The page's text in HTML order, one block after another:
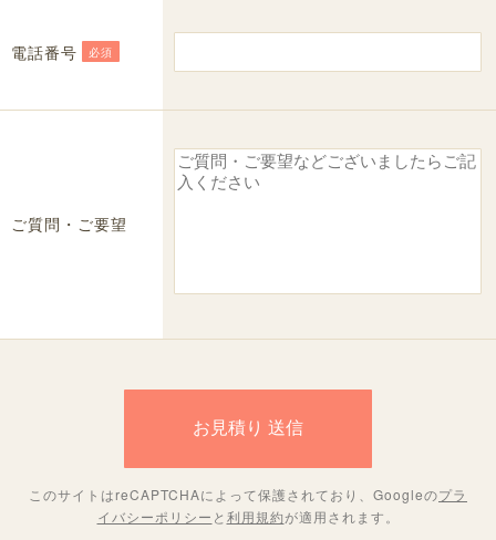
電話番号 必須
ご質問・ご要望
このサイトはreCAPTCHAによって保護されており、Googleのプラ
イバシーポリシー と 利用規約が適用されます。